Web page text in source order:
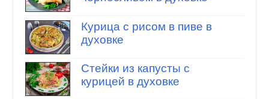
Курица с рисом в пиве в
духовке
Стейки из капусты с
курицей в духовке